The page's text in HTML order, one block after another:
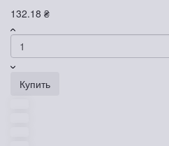
132.18 ₴
Купить